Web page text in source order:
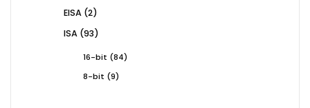
EISA 22
ISA 9393
16-bit 8484
8-bit
99